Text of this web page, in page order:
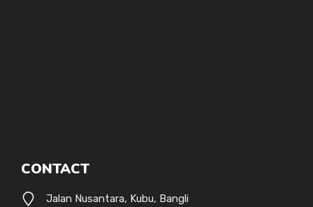
CONTACT
Jalan Nusantara, Kubu, Bangli